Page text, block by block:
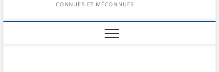
CONNUES ET MÉCONNUES